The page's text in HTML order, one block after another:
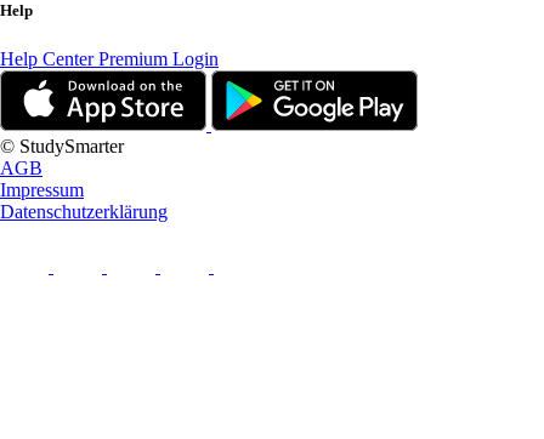
Help
Help CenterPremium Login
© StudySmarter
AGB
Impressum
Datenschutzerklärung